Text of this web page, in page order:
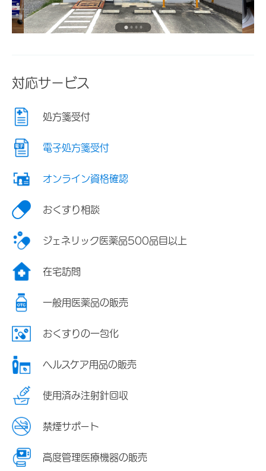
対応サービス
処方箋受付
電子処方箋受付
オンライン資格確認
おくすり相談
ジェネリック医薬品500品目以上
在宅訪問
一般用医薬品の販売
おくすりの一包化
ヘルスケア用品の販売
使用済み注射針回収
禁煙サポート
高度管理医療機器の販売